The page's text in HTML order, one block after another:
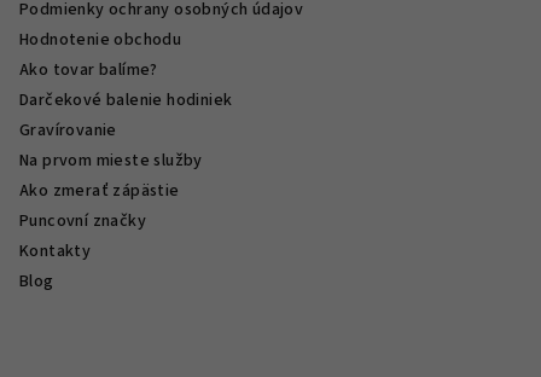
Podmienky ochrany osobných údajov
Hodnotenie obchodu
Ako tovar balíme?
Darčekové balenie hodiniek
Gravírovanie
Na prvom mieste služby
Ako zmerať zápästie
Puncovní značky
Kontakty
Blog